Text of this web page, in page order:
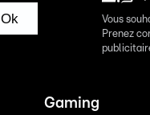
Ok
Vous
Prenez
Gaming